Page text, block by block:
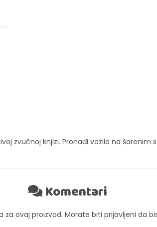
zvučnoj knjizi. Pronađi vozila na
Komentari
ovaj proizvod. Morate biti prijavljeni da